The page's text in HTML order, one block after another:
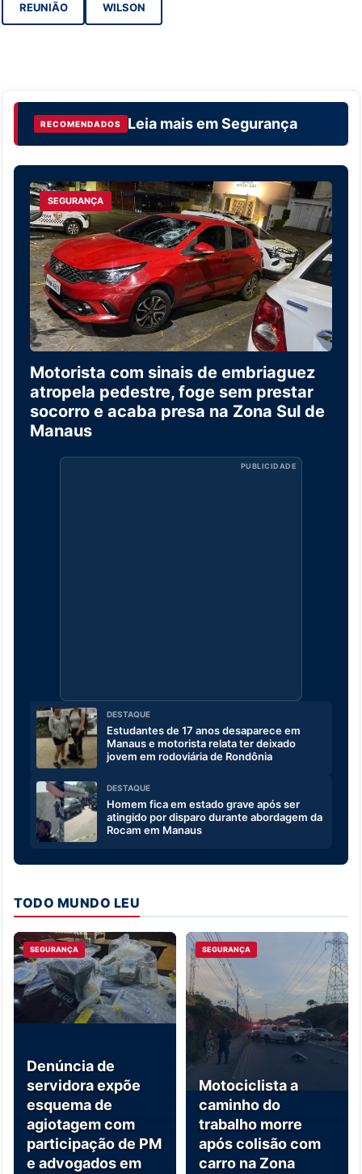
REUNIÃO WILSON
RECOMENDADOS Leia mais emSegurança
SEGURANÇA
Motorista com sinais de embriaguez
atropela pedestre, foge sem prestar
socorro e acaba presa na Zona Sul de
Manaus
PUBLICIDADE
DESTAQUE
Estudantes de 17 anos desaparece em
Manaus e motorista relata ter deixado
jovem em rodoviária de Rondônia
DESTAQUE
Homem fica em estado grave após ser
atingido por disparo durante abordagem da
Rocam em Manaus
TODO MUNDO LEU
SEGURANÇA
Denúncia de
servidora expõe
esquema de
agiotagem com
participação de PM
e advogados em
SEGURANÇA
Motociclista a
caminho do
trabalho morre
após colisão com
carro na Zona